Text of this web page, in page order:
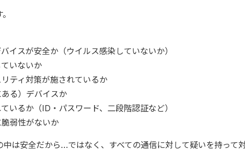
イスが安全か（ウイルス感染していないか）
いないか
ティ対策が施されているか
る）デバイスか
いるか（ID・パスワード、二段階認証など）
弱性がないか
は安全だから…ではなく、すべての通信に対して疑いを持って